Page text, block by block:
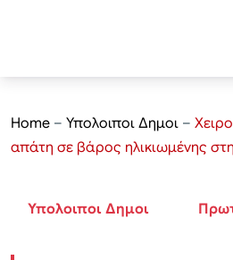
Home – Υπολοιποι Δημοι –
απάτη σε βάρος ηλικιωμένης
Υπολοιποι Δημοι